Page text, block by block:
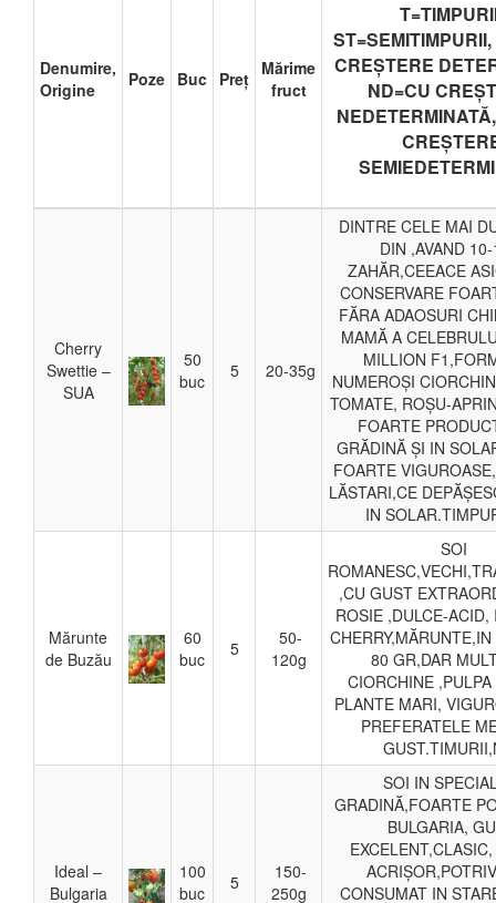
Denumire,
Origine
Poze Buc Preț Mărime
fruct
CREȘTERE
ND=CU
Cherry
Swettie –
SUA
50
buc
5 20-35g
DINTRE CELE MAI
DIN ,AVAND
ZAHĂR,CEEACE
CONSERVARE
FĂRA ADAOSURI
MAMĂ A
MILLION
NUMEROȘI
TOMATE, ROȘU-
FOARTE
GRĂDINĂ ȘI IN
FOARTE
LĂSTARI,CE
IN
Mărunte
de Buzău
60
buc
5
50-
120g
SOI
,CU GUST
ROSIE ,DULCE-ACID,
80 GR,DAR
CIORCHINE
PLANTE MARI,
PREFERATELE
Ideal –
Bulgaria
100
buc
5
150-
250g
SOI IN
GRADINĂ,FOARTE
BULGARIA,
CONSUMAT IN